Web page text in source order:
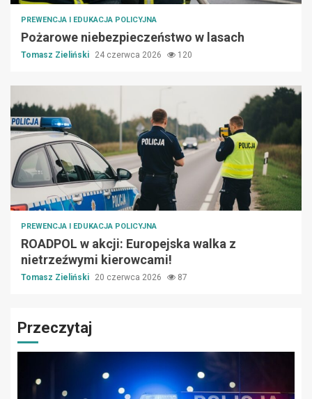
PREWENCJA I EDUKACJA POLICYJNA
Pożarowe niebezpieczeństwo w lasach
Tomasz Zieliński 24 czerwca 2026 120
PREWENCJA I EDUKACJA POLICYJNA
ROADPOL w akcji: Europejska walka z
nietrzeźwymi kierowcami!
Tomasz Zieliński 20 czerwca 2026 87
Przeczytaj